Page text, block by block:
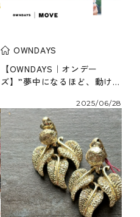
OWNDAYS
【OWNDAYS｜オンデー
ズ】”夢中になるほど、動ける
「OWNDAYS｜MOVE」が登
場！
2025/06/28